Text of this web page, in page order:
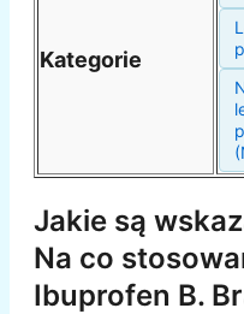
Kategorie
Jakie są
Na co
Ibuprofen B.